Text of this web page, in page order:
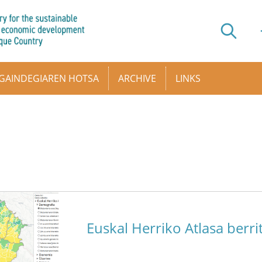
HOTSA ARCHIVE LINKS
Euskal Herriko Atlasa